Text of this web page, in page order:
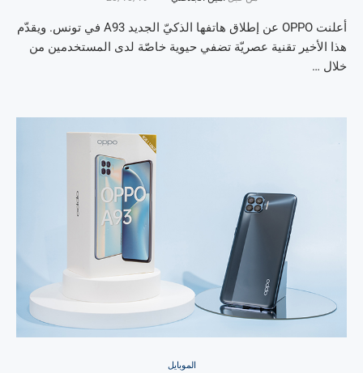
أعلنت OPPO عن إطلاق هاتفها الذكيّ الجديد A93 في تونس. ويقدّم
هذا الأخير تقنية عصريّة تضفي حيوية خاصّة لدى المستخدمين من
خلال …
الموبايل